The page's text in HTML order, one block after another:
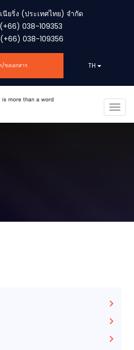
นียริ่ง (ประเทศไทย) จำกัด
(+66) 038-109353
(+66) 038-109356
/ขอเอกสาร TH